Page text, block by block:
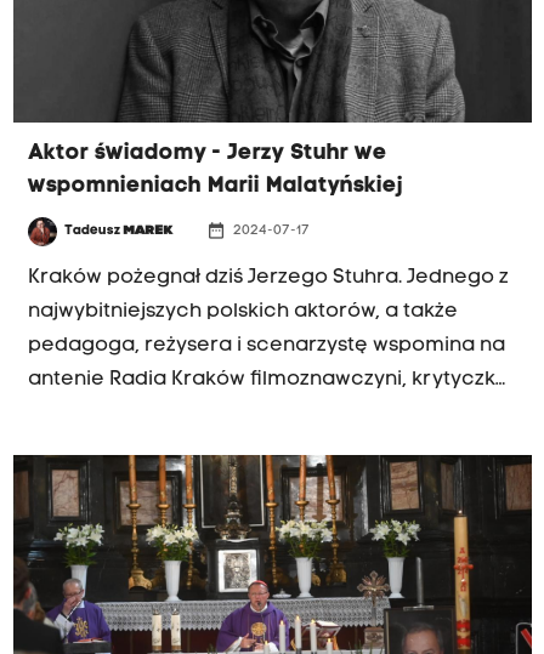
Kieślowskiego.
Aktor świadomy - Jerzy Stuhr we
wspomnieniach Marii Malatyńskiej
Tadeusz MAREK date_range 2024-07-17
Kraków pożegnał dziś Jerzego Stuhra. Jednego z
najwybitniejszych polskich aktorów, a także
pedagoga, reżysera i scenarzystę wspomina na
antenie Radia Kraków filmoznawczyni, krytyczka
świadom tego, w jaki sposób ta twarz może
uzewnętrzniać rozmaite przeżycia - mówiła w
rozmowie z Tadeuszem Markiem Maria
Malatyńska.